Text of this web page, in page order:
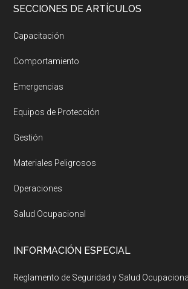
SECCIONES DE ARTÍCULOS
Capacitación
Comportamiento
Emergencias
Equipos de Protección
Gestión
Materiales Peligrosos
Operaciones
Salud Ocupacional
INFORMACIÓN ESPECIAL
Reglamento de Seguridad y Salud